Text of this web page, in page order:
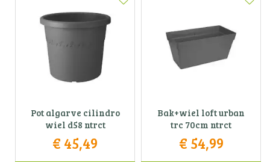
Pot algarve cilindro
wiel d58 ntrct
€ 45,49
Bak+wiel loft urban
trc 70cm ntrct
€ 54,99